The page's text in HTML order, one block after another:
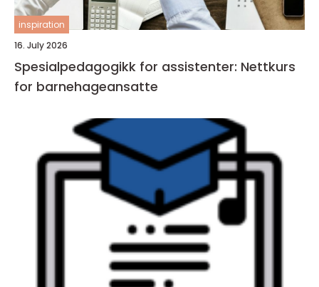
inspiration
16. July 2026
Spesialpedagogikk for assistenter: Nettkurs
for barnehageansatte